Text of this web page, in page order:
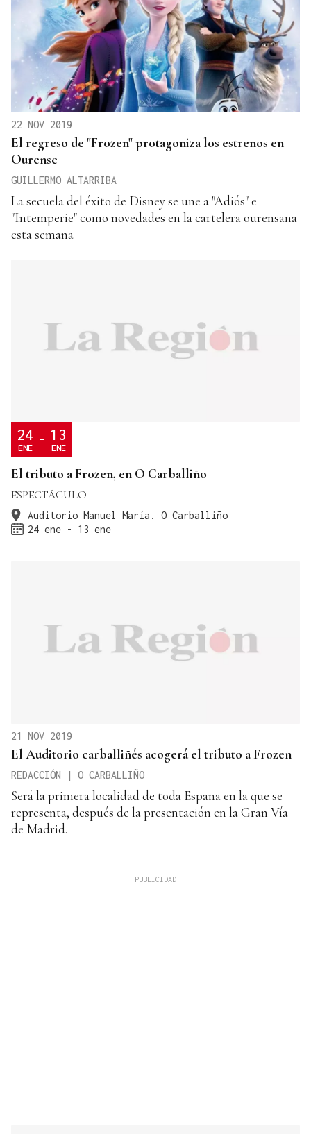
22 NOV 2019
El regreso de "Frozen" protagoniza los estrenos en
Ourense
GUILLERMO ALTARRIBA
La secuela del éxito de Disney se une a "Adiós" e
"Intemperie" como novedades en la cartelera ourensana
esta semana
24
ENE - 13
ENE
El tributo a Frozen, en O Carballiño
ESPECTÁCULO
Auditorio Manuel María. O Carballiño
24 ene - 13 ene
21 NOV 2019
El Auditorio carballiñés acogerá el tributo a Frozen
REDACCIÓN | O CARBALLIÑO
Será la primera localidad de toda España en la que se
representa, después de la presentación en la Gran Vía
de Madrid.